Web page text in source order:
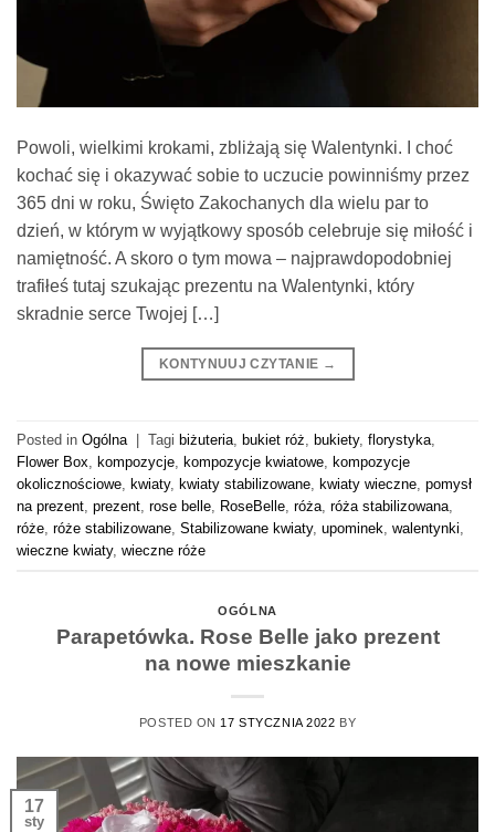
Powoli, wielkimi krokami, zbliżają się Walentynki. I choć
kochać się i okazywać sobie to uczucie powinniśmy przez
365 dni w roku, Święto Zakochanych dla wielu par to
dzień, w którym w wyjątkowy sposób celebruje się miłość i
namiętność. A skoro o tym mowa – najprawdopodobniej
trafiłeś tutaj szukając prezentu na Walentynki, który
skradnie serce Twojej […]
KONTYNUUJ CZYTANIE →
Posted in Ogólna | Tagi biżuteria bukiet róż bukiety, florystyka
Flower Box kompozycje kompozycje kwiatowe kompozycje
okolicznościowe kwiaty, kwiaty stabilizowane kwiaty wieczne pomysł
na prezent prezent rose belle RoseBelle róża róża stabilizowana
róże róże stabilizowane Stabilizowane kwiaty, upominek walentynki
wieczne kwiaty, wieczne róże
OGÓLNA
Parapetówka. Rose Belle jako prezent
na nowe mieszkanie
POSTED ON 17 STYCZNIA 2022 BY
17
sty